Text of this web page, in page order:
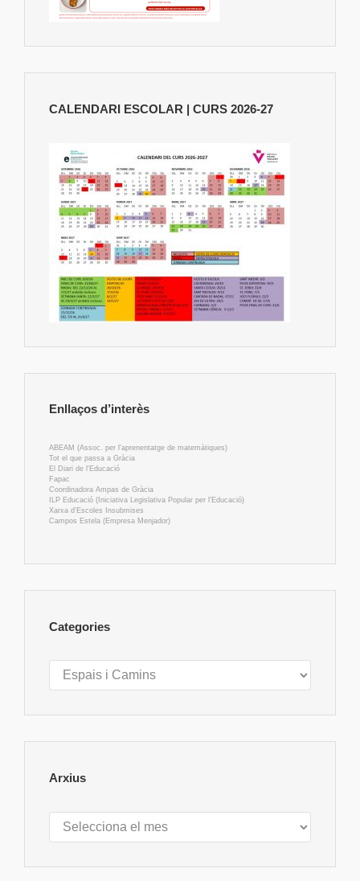
CALENDARI ESCOLAR | CURS 2026-27
Enllaços d’interès
ABEAM (Assoc. per l'aprenentatge de matemàtiques)
Tot el que passa a Gràcia
El Diari de l'Educació
Fapac
Coordinadora Ampas de Gràcia
ILP Educació (Iniciativa Legislativa Popular per l'Educació)
Xarxa d'Escoles Insubmises
Campos Estela (Empresa Menjador)
Categories
Categories
Arxius
Arxius